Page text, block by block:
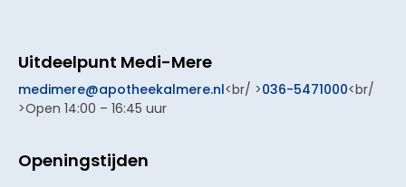
Uitdeelpunt Medi-Mere
medimere@apotheekalmere.nl<br/ >036-5471000<br/
>Open 14:00 – 16:45 uur
Openingstijden